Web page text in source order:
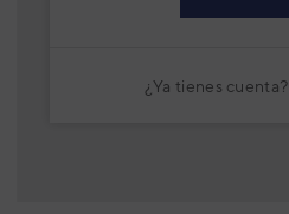
¿Ya tienes cuenta?